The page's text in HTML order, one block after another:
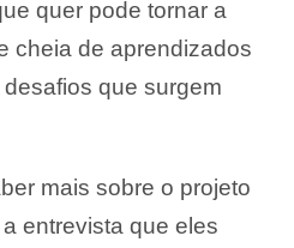
quer pode tornar a
cheia de aprendizados
que surgem
mais sobre o projeto
entrevista que eles